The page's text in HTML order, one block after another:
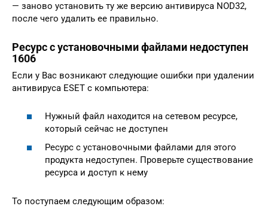
— заново установить ту же версию антивируса NOD32,
после чего удалить ее правильно.
Ресурс с установочными файлами недоступен
1606
Если у Вас возникают следующие ошибки при удалении
антивируса ESET с компьютера:
Нужный файл находится на сетевом ресурсе,
который сейчас не доступен
Ресурс с установочными файлами для этого
продукта недоступен. Проверьте существование
ресурса и доступ к нему
То поступаем следующим образом: